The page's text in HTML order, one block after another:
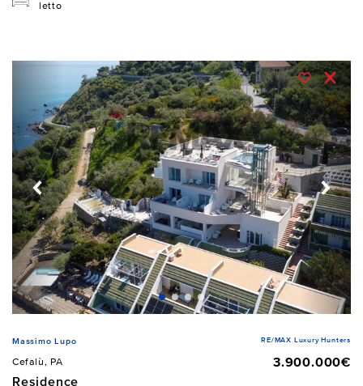
letto
Massimo Lupo RE/MAX Luxury Hunters
Cefalù, PA
3.900.000€
Residence